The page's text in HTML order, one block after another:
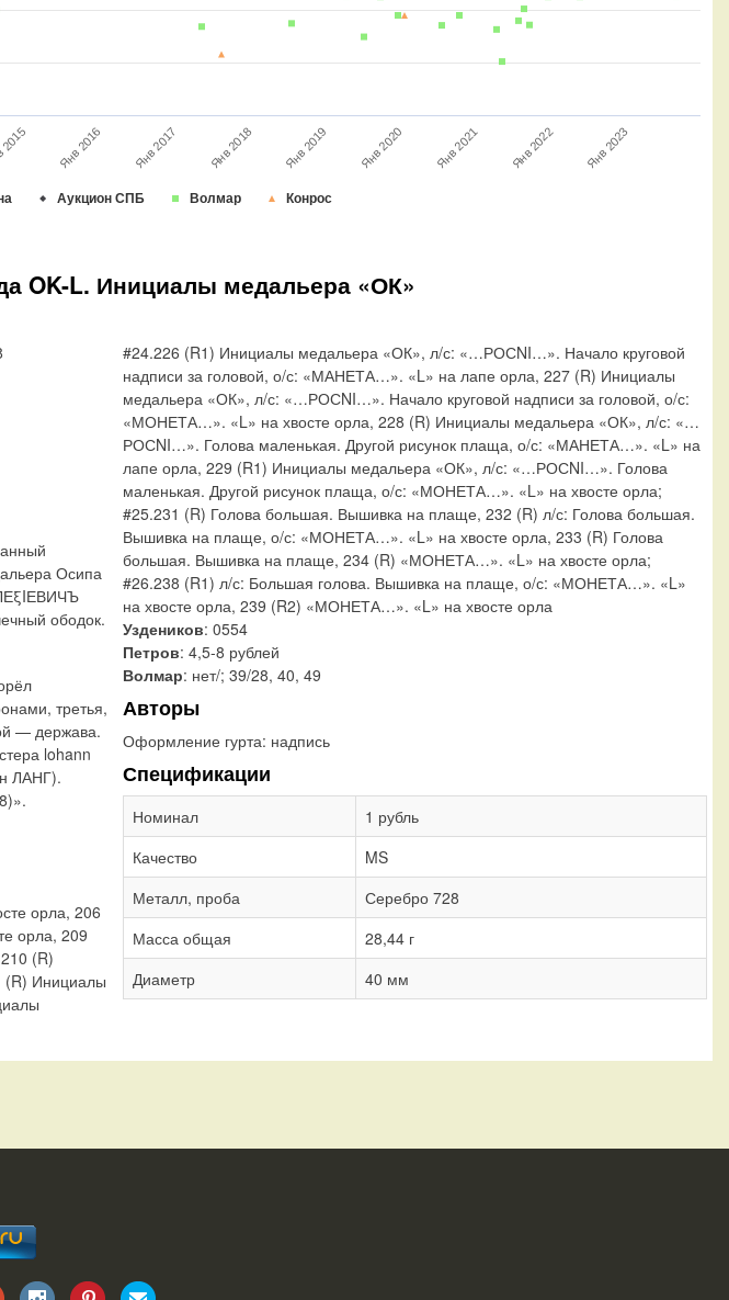
Аукцион СПБ Волмар Конрос
Янв 2016 Янв 2017 Янв 2018 Янв 2019 Янв 2020 Янв 2021 Янв 2022 Янв 2023
OK-L. Инициалы медальера «ОК»
Осипа
ободок.
третья,
— держава.
lohann
ЛАНГ).
орла, 206
орла, 209
(R)
Инициалы
#24.226 (R1) Инициалы медальера «ОК», л/с: «…РОСNI…». Начало круговой
надписи за головой, о/с: «МАНЕТА…». «L» на лапе орла, 227 (R) Инициалы
медальера «ОК», л/с: «…РОСNI…». Начало круговой надписи за головой, о/с:
«МОНЕТА…». «L» на хвосте орла, 228 (R) Инициалы медальера «ОК», л/с: «…
РОСNI…». Голова маленькая. Другой рисунок плаща, о/с: «МАНЕТА…». «L» на
лапе орла, 229 (R1) Инициалы медальера «ОК», л/с: «…РОСNI…». Голова
маленькая. Другой рисунок плаща, о/с: «МОНЕТА…». «L» на хвосте орла;
#25.231 (R) Голова большая. Вышивка на плаще, 232 (R) л/с: Голова большая.
Вышивка на плаще, о/с: «МОНЕТА…». «L» на хвосте орла, 233 (R) Голова
большая. Вышивка на плаще, 234 (R) «МОНЕТА…». «L» на хвосте орла;
#26.238 (R1) л/с: Большая голова. Вышивка на плаще, о/с: «МОНЕТА…». «L»
на хвосте орла, 239 (R2) «МОНЕТА…». «L» на хвосте орла
Уздеников: 0554
Петров: 4,5-8 рублей
Волмар: нет/; 39/28, 40, 49
Авторы
Оформление гурта: надпись
Спецификации
Номинал
1 рубль
Качество
MS
Металл, проба
Серебро 728
Масса общая
28,44 г
Диаметр
40 мм